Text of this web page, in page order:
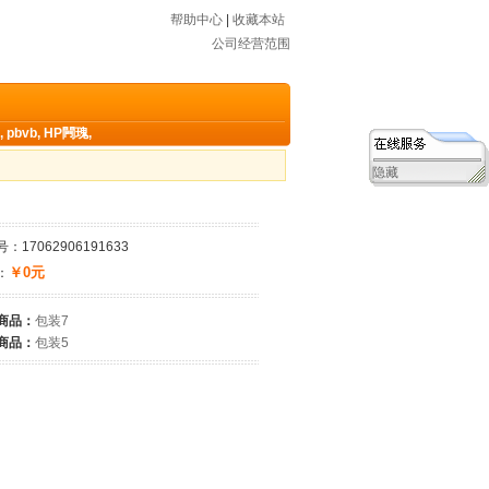
帮助中心
收藏本站
公司经营范围
, pbvb, HP闁瑰,
隐藏
：17062906191633
￥0元
品： 包装7
品： 包装5